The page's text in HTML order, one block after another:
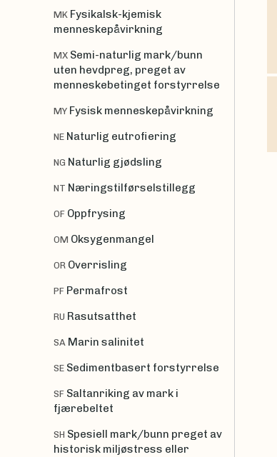
MK Fysikalsk-kjemisk
menneskepåvirkning
MX Semi-naturlig mark/bunn
uten hevdpreg, preget av
menneskebetinget forstyrrelse
MY Fysisk menneskepåvirkning
NE Naturlig eutrofiering
NG Naturlig gjødsling
NT Næringstilførselstillegg
OF Oppfrysing
OM Oksygenmangel
OR Overrisling
PF Permafrost
RU Rasutsatthet
SA Marin salinitet
SE Sedimentbasert forstyrrelse
SF Saltanriking av mark i
fjærebeltet
SH Spesiell mark/bunn preget av
historisk miljøstress eller